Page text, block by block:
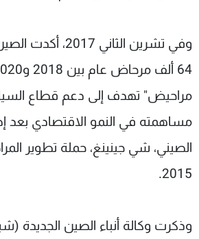
وفي تشرين الثاني
مراحيض" تهدف إلى دعم قطاع
مساهمته في النمو الاقتصادي بعد
الصيني، شي جينينغ، حملة تطوير
2015.
وذكرت وكالة أنباء الصين الجديدة